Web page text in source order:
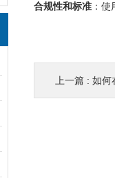
合规性和标准 ：
上一篇 : 如何